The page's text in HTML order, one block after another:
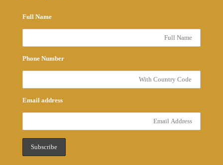
Full Name
Phone Number
Email address